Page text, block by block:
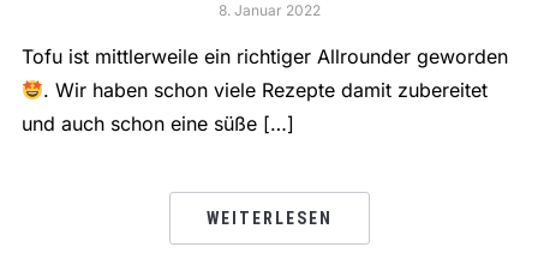
8. Januar 2022
Tofu ist mittlerweile ein richtiger Allrounder geworden
. Wir haben schon viele Rezepte damit zubereitet
und auch schon eine süße […]
WEITERLESEN